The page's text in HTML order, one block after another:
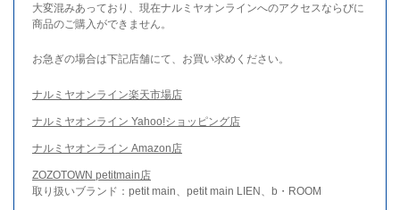
大変混みあっており、現在ナルミヤオンラインへのアクセスならびに
商品のご購入ができません。
お急ぎの場合は下記店舗にて、お買い求めください。
ナルミヤオンライン楽天市場店
ナルミヤオンライン Yahoo!ショッピング店
ナルミヤオンライン Amazon店
ZOZOTOWN petitmain店
取り扱いブランド：petit main、petit main LIEN、b・ROOM